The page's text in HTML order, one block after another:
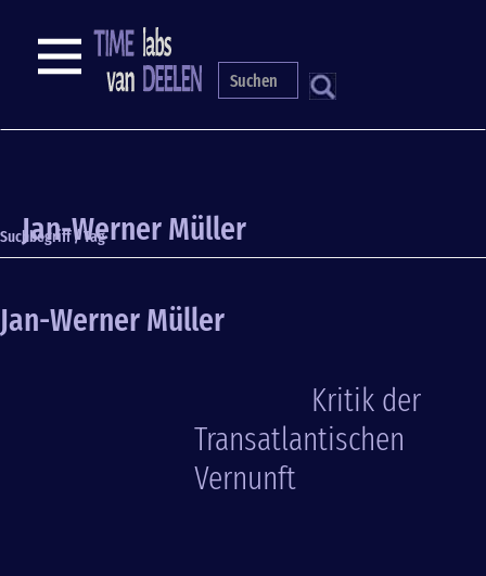
S
NAVIGATION
Jan-Werner Müller
Suchbegriff / Tag
Jan-Werner Müller
Kritik der
Transatlantischen
Vernunft